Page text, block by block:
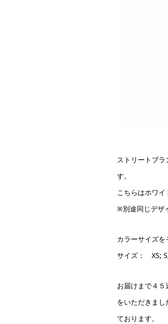
ストリートブラ
す。
こちらはホワイ
※別途同じデザ
カラーサイズを
サイズ： XS;
お届けまで４
をいただきま
ております。